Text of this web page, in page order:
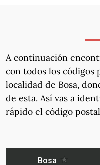
A continuación
con todos los códigos
localidad de Bosa,
de esta. Así vas a
rápido el código